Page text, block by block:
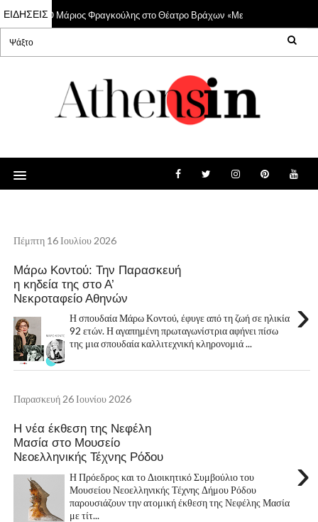
ΕΙΔΗΣΕΙΣ
Jul 2026 Ο Μάριος Φραγκούλης στο Θέατρο Βράχων «Μελίνα Μερκούρη»
Πέμπτη 16 Ιουλίου 2026
Μάρω Κοντού: Την Παρασκευή
η κηδεία της στο Α’
Νεκροταφείο Αθηνών
›
Η σπουδαία Μάρω Κοντού, έφυγε από τη ζωή σε ηλικία
92 ετών. Η αγαπημένη πρωταγωνίστρια αφήνει πίσω
της μια σπουδαία καλλιτεχνική κληρονομιά ...
Παρασκευή 26 Ιουνίου 2026
Η νέα έκθεση της Νεφέλη
Μασία στο Μουσείο
Νεοελληνικής Τέχνης Ρόδου
›
Η Πρόεδρος και το Διοικητικό Συμβούλιο του
Μουσείου Νεοελληνικής Τέχνης Δήμου Ρόδου
παρουσιάζουν την ατομική έκθεση της Νεφέλης Μασία
με τίτ...